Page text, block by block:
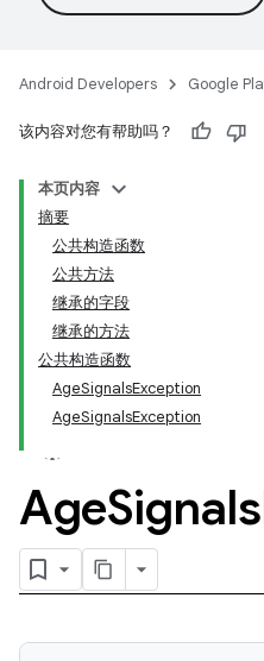
Android Developers Google
该内容对您有帮助吗？
本页内容
摘要
公共构造函数
公共方法
继承的字段
继承的方法
公共构造函数
AgeSignalsException
AgeSignalsException
AgeSignals